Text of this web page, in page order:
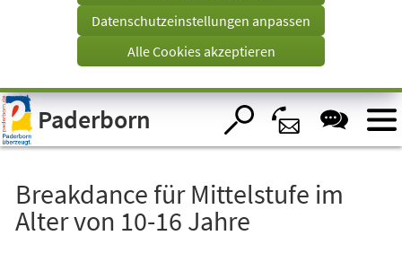
Visuelle
Assistenzsoftware
öffnen.
Tab)
Datenschutzeinstellungen anpassen
Alle Cookies akzeptieren
Paderborn
Breakdance für Mittelstufe im
Alter von 10-16 Jahre